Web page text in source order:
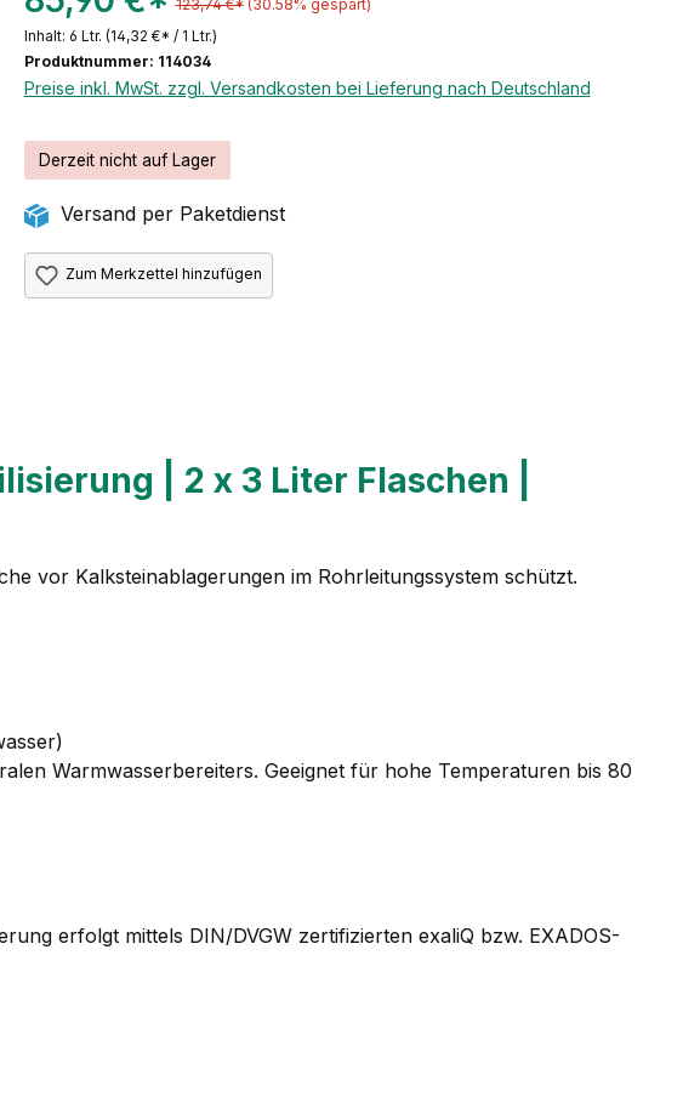
123,74 €* (30.58% gespart)
Inhalt: 6 Ltr. (14,32 €* / 1 Ltr.)
Produktnummer: 114034
Preise inkl. MwSt. zzgl. Versandkosten bei Lieferung nach Deutschland
Derzeit nicht auf Lager
Versand per Paketdienst
Zum Merkzettel hinzufügen
| 2 x 3 Liter Flaschen |
vor Kalksteinablagerungen im Rohrleitungssystem schützt.
Warmwasserbereiters. Geeignet für hohe Temperaturen bis 80
erfolgt mittels DIN/DVGW zertifizierten exaliQ bzw. EXADOS-